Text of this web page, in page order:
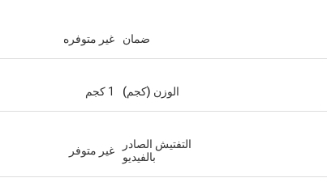
ضمان غير متوفره
الوزن (كجم) 1 كجم
التفتيش الصادر
بالفيديو
غير متوفر